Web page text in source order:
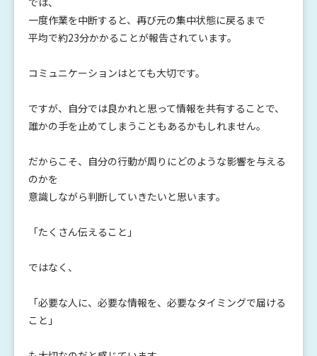
一度作業を中断すると、再び元の集中状態に戻るまで
平均で約23分かかることが報告されています。
コミュニケーションはとても大切です。
ですが、自分では良かれと思って情報を共有することで、
誰かの手を止めてしまうこともあるかもしれません。
だからこそ、自分の行動が周りにどのような影響を与える
のかを
意識しながら判断していきたいと思います。
「たくさん伝えること」
ではなく、
「必要な人に、必要な情報を、必要なタイミングで届ける
こと」